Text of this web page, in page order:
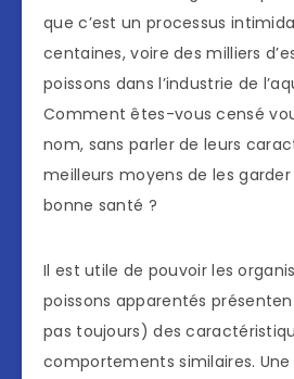
que c’est un processus
centaines, voire des milliers
poissons dans l’industrie de
Comment êtes-vous censé
nom, sans parler de leurs
meilleurs moyens de les
bonne santé ?
Il est utile de pouvoir les
poissons apparentés
pas toujours) des
comportements similaires.